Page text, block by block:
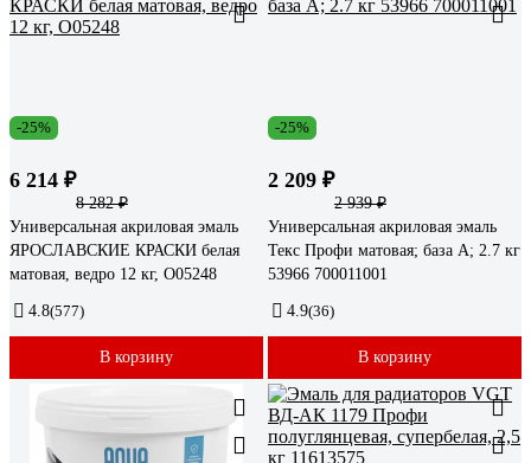
-25%
6 214 ₽
8 282 ₽
Универсальная акриловая эмаль
ЯРОСЛАВСКИЕ КРАСКИ белая
матовая, ведро 12 кг, О05248
4.8(577)
В корзину
-25%
2 209 ₽
2 939 ₽
Универсальная акриловая эмаль
Текс Профи матовая; база A; 2.7 кг
53966 700011001
4.9(36)
В корзину